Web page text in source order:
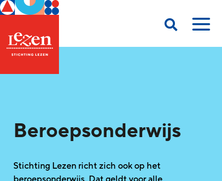
Beroepsonderwijs
Stichting Lezen richt zich ook op het